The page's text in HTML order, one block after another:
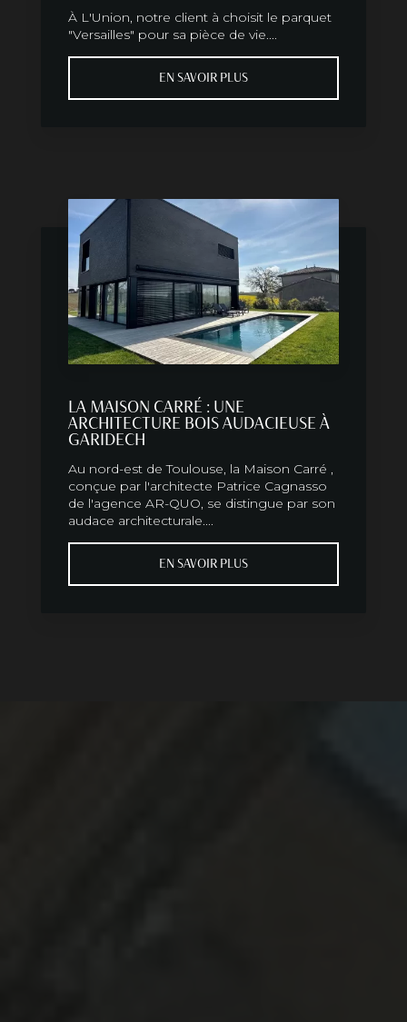
À L'Union, notre client à choisit le parquet
"Versailles" pour sa pièce de vie....
EN SAVOIR PLUS
LA MAISON CARRÉ : UNE
ARCHITECTURE BOIS AUDACIEUSE À
GARIDECH
Au nord-est de Toulouse, la Maison Carré ,
conçue par l'architecte Patrice Cagnasso
de l'agence AR-QUO, se distingue par son
audace architecturale....
EN SAVOIR PLUS